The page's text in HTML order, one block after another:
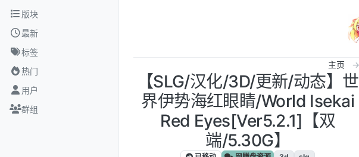
跳转至内容
版块
最新
标签
热门
用户
群组
主页
【SLG/汉化/3D/更新/动态】世
界伊势海红眼睛/World Isekai
Red Eyes[Ver5.2.1]【双
端/5.30G】